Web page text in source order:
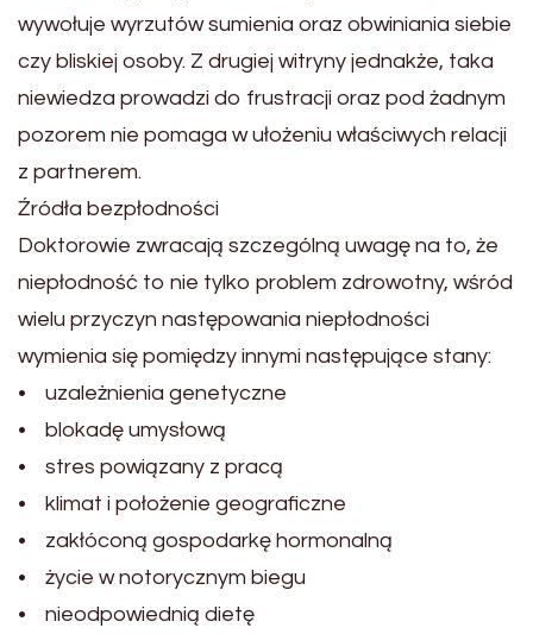
wywołuje wyrzutów sumienia oraz obwiniania siebie
czy bliskiej osoby. Z drugiej witryny jednakże, taka
niewiedza prowadzi do frustracji oraz pod żadnym
pozorem nie pomaga w ułożeniu właściwych relacji
z partnerem.
Źródła bezpłodności
Doktorowie zwracają szczególną uwagę na to, że
niepłodność to nie tylko problem zdrowotny, wśród
wielu przyczyn następowania niepłodności
wymienia się pomiędzy innymi następujące stany:
• uzależnienia genetyczne
• blokadę umysłową
• stres powiązany z pracą
• klimat i położenie geograficzne
• zakłóconą gospodarkę hormonalną
• życie w notorycznym biegu
• nieodpowiednią dietę